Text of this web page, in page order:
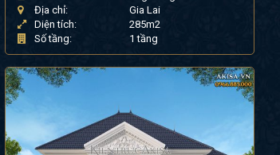
Địa chỉ:
Gia Lai
Diện tích:
285m2
Số tầng:
1 tầng